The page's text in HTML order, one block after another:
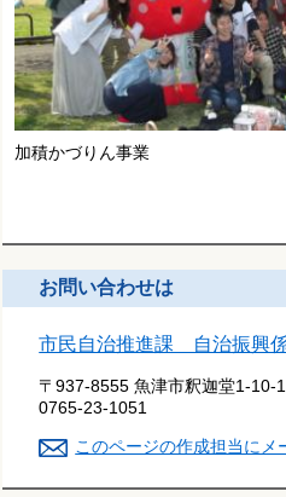
加積かづりん事業
お問い合わせは
市民自治推進課 自治振興
〒937-8555 魚津市釈迦堂1-10-1
0765-23-1051
このページの作成担当にメ